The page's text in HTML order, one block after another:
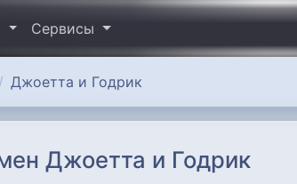
Сервисы
Джоетта и Годрик
Джоетта и Годрик